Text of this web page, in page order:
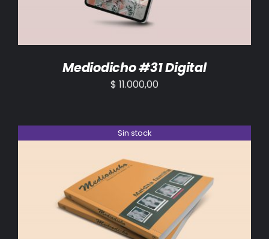
Mediodicho #31 Digital
$ 11.000,00
Sin stock
DETALLES